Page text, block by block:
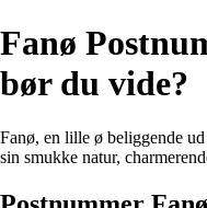
Fanø
bør du vide?
Fanø, en lille ø beliggende
sin smukke natur,